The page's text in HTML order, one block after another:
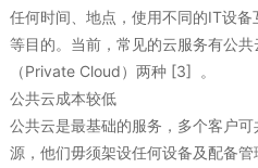
任何时间、地点，使用不同的IT设
等目的。当前，常见的云服务有公
（Private Cloud）两种 [3] 。
公共云成本较低
公共云是最基础的服务，多个客户
源，他们毋须架设任何设备及配备